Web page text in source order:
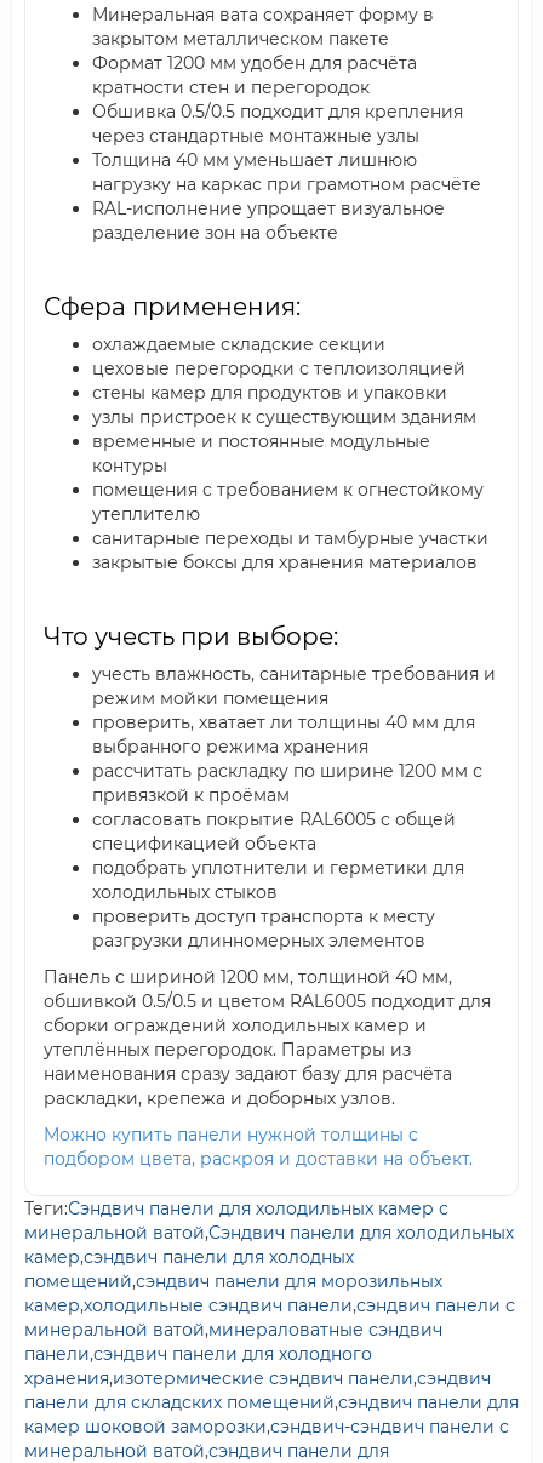
Минеральная вата сохраняет форму в
закрытом металлическом пакете
Формат 1200 мм удобен для расчёта
кратности стен и перегородок
Обшивка 0.5/0.5 подходит для крепления
через стандартные монтажные узлы
Толщина 40 мм уменьшает лишнюю
нагрузку на каркас при грамотном расчёте
RAL-исполнение упрощает визуальное
разделение зон на объекте
Сфера применения:
охлаждаемые складские секции
цеховые перегородки с теплоизоляцией
стены камер для продуктов и упаковки
узлы пристроек к существующим зданиям
временные и постоянные модульные
контуры
помещения с требованием к огнестойкому
утеплителю
санитарные переходы и тамбурные участки
закрытые боксы для хранения материалов
Что учесть при выборе:
учесть влажность, санитарные требования и
режим мойки помещения
проверить, хватает ли толщины 40 мм для
выбранного режима хранения
рассчитать раскладку по ширине 1200 мм с
привязкой к проёмам
согласовать покрытие RAL6005 с общей
спецификацией объекта
подобрать уплотнители и герметики для
холодильных стыков
проверить доступ транспорта к месту
разгрузки длинномерных элементов
Панель с шириной 1200 мм, толщиной 40 мм,
обшивкой 0.5/0.5 и цветом RAL6005 подходит для
сборки ограждений холодильных камер и
утеплённых перегородок. Параметры из
наименования сразу задают базу для расчёта
раскладки, крепежа и доборных узлов.
Можно купить панели нужной толщины с
подбором цвета, раскроя и доставки на объект.
Теги:Сэндвич панели для холодильных камер с
минеральной ватой,Сэндвич панели для холодильных
камер,сэндвич панели для холодных
помещений,сэндвич панели для морозильных
камер,холодильные сэндвич панели,сэндвич панели с
минеральной ватой,минераловатные сэндвич
панели,сэндвич панели для холодного
хранения,изотермические сэндвич панели,сэндвич
панели для складских помещений,сэндвич панели для
камер шоковой заморозки,сэндвич-сэндвич панели с
минеральной ватой,сэндвич панели для